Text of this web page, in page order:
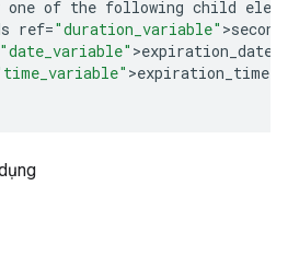
one of the following child
ref="duration_variable" >
"date_variable" >expiration_date
>expiration_time